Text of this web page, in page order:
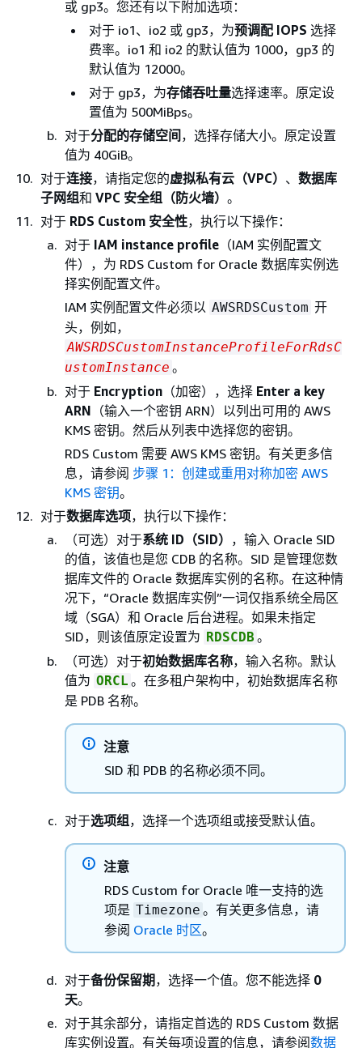
或 gp3。您还有以下附加选项：
对于 io1、io2 或 gp3，为预调配 IOPS 选择
费率。io1 和 io2 的默认值为 1000，gp3 的
默认值为 12000。
对于 gp3，为存储吞吐量选择速率。原定设
置值为 500MiBps。
对于分配的存储空间，选择存储大小。原定设置
值为 40GiB。
对于连接，请指定您的虚拟私有云（VPC） 、 数据库
子网组和 VPC 安全组（防火墙） 。
对于 RDS Custom 安全性，执行以下操作：
对于 IAM instance profile （IAM 实例配置文
件），为 RDS Custom for Oracle 数据库实例选
择实例配置文件。
IAM 实例配置文件必须以 AWSRDSCustom 开
头，例如，
AWSRDSCustomInstanceProfileForRdsC
ustomInstance 。
对于 Encryption （加密），选择 Enter a key
ARN （输入一个密钥 ARN）以列出可用的 AWS
KMS 密钥。然后从列表中选择您的密钥。
RDS Custom 需要 AWS KMS 密钥。有关更多信
息，请参阅 步骤 1：创建或重用对称加密 AWS
KMS 密钥。
对于数据库选项，执行以下操作：
（可选）对于系统 ID（SID） ，输入 Oracle SID
的值，该值也是您 CDB 的名称。SID 是管理您数
据库文件的 Oracle 数据库实例的名称。在这种情
况下，“Oracle 数据库实例”一词仅指系统全局区
域（SGA）和 Oracle 后台进程。如果未指定
SID，则该值原定设置为 RDSCDB 。
（可选）对于初始数据库名称，输入名称。默认
值为 ORCL 。在多租户架构中，初始数据库名称
是 PDB 名称。
注意
SID 和 PDB 的名称必须不同。
对于选项组，选择一个选项组或接受默认值。
注意
RDS Custom for Oracle 唯一支持的选
项是 Timezone 。有关更多信息，请
参阅 Oracle 时区。
对于备份保留期，选择一个值。您不能选择 0
天。
对于其余部分，请指定首选的 RDS Custom 数据
库实例设置。有关每项设置的信息，请参阅数据